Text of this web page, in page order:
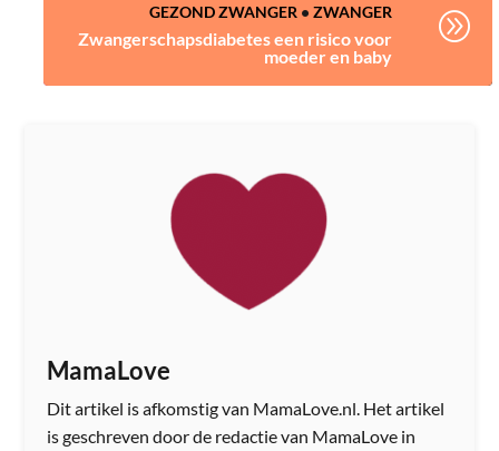
GEZOND ZWANGER • ZWANGER
Zwangerschapsdiabetes een risico voor
moeder en baby
A
MamaLove
Dit artikel is afkomstig van MamaLove.nl. Het artikel
is geschreven door de redactie van MamaLove in